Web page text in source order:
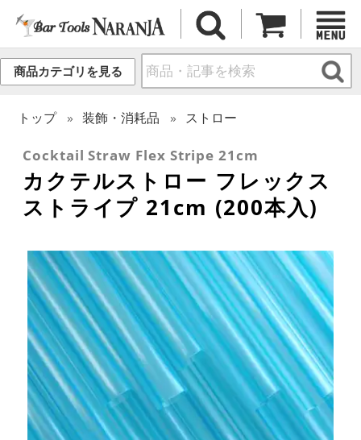
商品カテゴリを見る
トップ 装飾・消耗品 ストロー
Cocktail Straw Flex Stripe 21cm
カクテルストロー フレックス
ストライプ 21cm (200本入)